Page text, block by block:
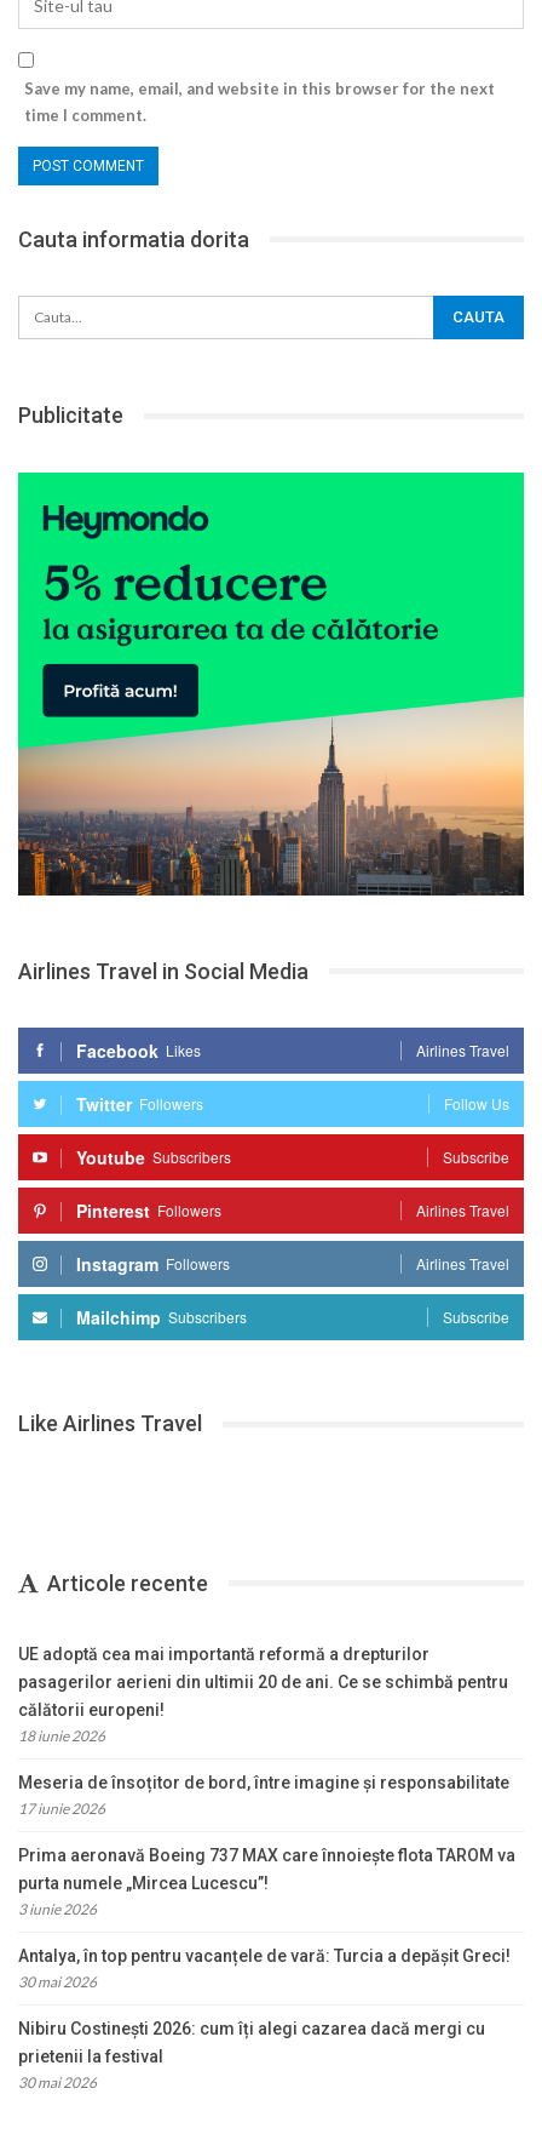
Save my name, email, and website in this browser for the next
time I comment.
Cauta informatia dorita
Publicitate
Airlines Travel in Social Media
Facebook Likes Airlines Travel
Twitter Followers Follow Us
Youtube Subscribers Subscribe
Pinterest Followers Airlines Travel
Instagram Followers Airlines Travel
Mailchimp Subscribers Subscribe
Like Airlines Travel
Articole recente
UE adoptă cea mai importantă reformă a drepturilor
pasagerilor aerieni din ultimii 20 de ani. Ce se schimbă pentru
călătorii europeni!
18 iunie 2026
Meseria de însoțitor de bord, între imagine și responsabilitate
17 iunie 2026
Prima aeronavă Boeing 737 MAX care înnoiește flota TAROM va
purta numele „Mircea Lucescu”!
3 iunie 2026
Antalya, în top pentru vacanțele de vară: Turcia a depășit Greci!
30 mai 2026
Nibiru Costinești 2026: cum îți alegi cazarea dacă mergi cu
prietenii la festival
30 mai 2026